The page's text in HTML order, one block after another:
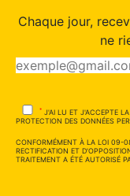
Chaque jour,
ne
* J'AI LU ET J'ACCEPTE LA
PROTECTION DES DONNÉES
CONFORMÉMENT À LA LOI 09-
RECTIFICATION ET
TRAITEMENT A ÉTÉ AUTORISÉ